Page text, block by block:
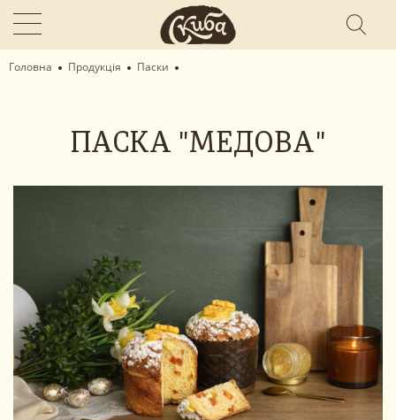
Головна Продукція Паски
ПАСКА "МЕДОВА"